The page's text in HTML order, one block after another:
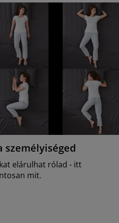
személyiséged
elárulhat rólad - itt
mit.